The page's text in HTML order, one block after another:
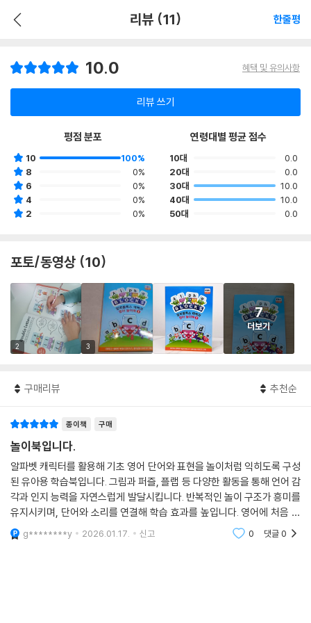
리뷰 (11) 한줄평
10.0 혜택 및 유의사항
리뷰 쓰기
평점 분포
10
100%
8
0%
6
0%
4
0%
2
0%
연령대별 평균 점수
10대
0.0
20대
0.0
30대
10.0
40대
10.0
50대
0.0
포토/동영상 (10)
2 3
7
더보기
구매리뷰 추천순
종이책 구매
놀이북입니다.
알파벳 캐릭터를 활용해 기초 영어 단어와 표현을 놀이처럼 익히도록 구성
된 유아용 학습북입니다. 그림과 퍼즐, 플랩 등 다양한 활동을 통해 언어 감
각과 인지 능력을 자연스럽게 발달시킵니다. 반복적인 놀이 구조가 흥미를
유지시키며, 단어와 소리를 연결해 학습 효과를 높입니다. 영어에 처음 접
하는 유아가 즐겁게 참여하며 기초 어휘와 알파벳 개념을 익히기에 적합한
책입니다.
g********y 2026.01.17. 신고 0 댓글0